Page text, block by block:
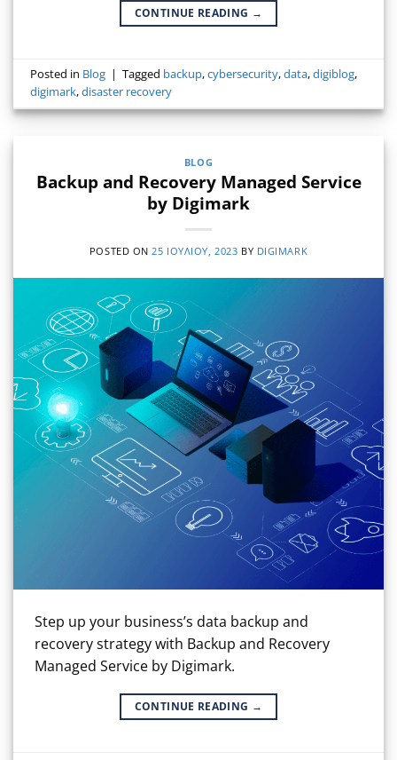
CONTINUE READING →
Posted in Blog | Tagged backup,cybersecurity,data,digiblog,
digimark,disaster recovery
BLOG
Backup and Recovery Managed Service
by Digimark
POSTED ON25 ΙΟΥΛΊΟΥ, 2023 BY DIGIMARK
Step up your business’s data backup and
recovery strategy with Backup and Recovery
Managed Service by Digimark.
CONTINUE READING →